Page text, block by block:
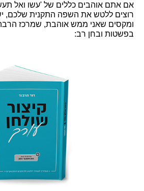
אם אתם אוהבים כללים של 'עשו ואל
רוצים ללטש את השפה התקנית שלכם,
ומקסים שאני ממש אוהבת, שמרכז
בפשטות ובחן רב: